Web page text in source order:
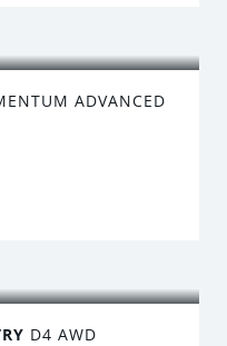
ADVANCED
D4 AWD